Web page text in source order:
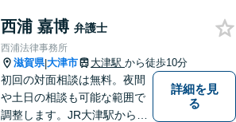
ます。弁護士に依頼するのは
敷居が高いとお考えの方も、
まずは一度ご相談ください。
西浦 嘉博 弁護士
西浦法律事務所
滋賀県|大津市 大津駅 から徒歩10分
初回の対面相談は無料。夜間
や土日の相談も可能な範囲で
調整します。JR大津駅から徒
詳細を見
る